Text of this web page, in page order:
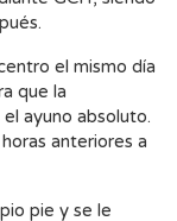
el mismo día
que la
ayuno absoluto.
anteriores a
pie y se le